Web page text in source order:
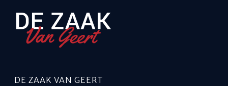
DE ZAAK VAN GEERT